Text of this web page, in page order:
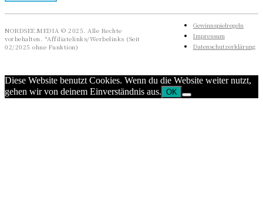
NORDSEE.MEDIA © 2025. Alle Rechte
vorbehalten. *Affiliatelinks/Werbelinks (Seit
02/2025 ohne Funktion)
Gewinnspielregeln
Impressum
Datenschutzerklärung
Diese Website benutzt Cookies. Wenn du die Website weiter nutzt,
gehen wir von deinem Einverständnis aus. OK